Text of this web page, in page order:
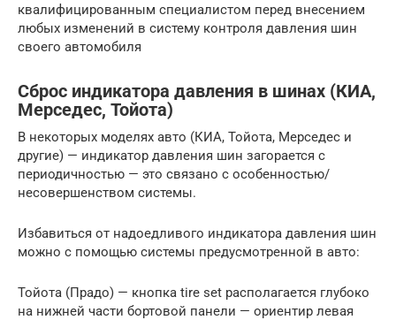
квалифицированным специалистом перед внесением
любых изменений в систему контроля давления шин
своего автомобиля
Сброс индикатора давления в шинах (КИА,
Мерседес, Тойота)
В некоторых моделях авто (КИА, Тойота, Мерседес и
другие) — индикатор давления шин загорается с
периодичностью — это связано с особенностью/
несовершенством системы.
Избавиться от надоедливого индикатора давления шин
можно с помощью системы предусмотренной в авто:
Тойота (Прадо) — кнопка tire set располагается глубоко
на нижней части бортовой панели — ориентир левая